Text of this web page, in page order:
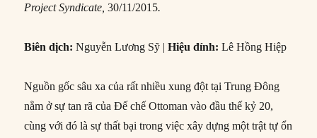
Project Syndicate,30/11/2015.
Biên dịch: Nguyễn Lương Sỹ |Hiệu đính: Lê Hồng Hiệp
Nguồn gốc sâu xa của rất nhiều xung đột tại Trung Đông
nằm ở sự tan rã của Đế chế Ottoman vào đầu thế kỷ 20,
cùng với đó là sự thất bại trong việc xây dựng một trật tự ổn